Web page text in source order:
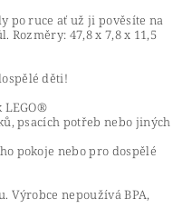
po ruce ať už ji pověsíte na
Rozměry: 47,8 x 7,8 x 11,5
děti!
LEGO®
psacích potřeb nebo jiných
pokoje nebo pro dospělé
Výrobce nepoužívá BPA,